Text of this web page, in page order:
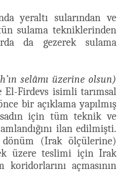
yeraltı sularından ve
sulama tekniklerinden
da gezerek sulama
selâmı üzerine olsun)
El-Firdevs isimli tarımsal
bir açıklama yapılmış
için tüm teknik ve
ilan edilmişti.
dönüm (Irak ölçülerine)
üzere teslimi için Irak
koridorlarını açmasının